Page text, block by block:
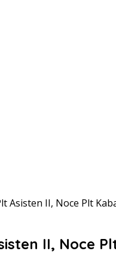
Asisten II, Noce Plt
II, Noce